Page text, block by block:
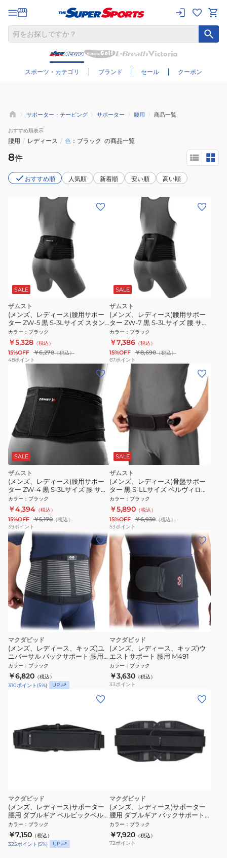
スポーツ・カテゴリ ブランド セール クーポン
さらに絞り込む
サポーター・テーピング サポーター 腰用 商品一覧
おすすめ順表示
腰用 / レディース / 色 ブラック の商品一覧
8件
おすすめ順 人気順 新着順 安い順 高い順
SALE
ザムスト
(メンズ、レディース)腰用サポー
ター ZW-5 黒 S-3Lサイズ スタン
ダードタイプ 腰 骨盤 サポーター
ミドル 薄手 軽量
カラー ： ブラック
￥5,328 （税込）
15%OFF ￥6,270（税込）
48ポイント
SALE
ザムスト
(メンズ、レディース)腰用サポー
ター ZW-7 黒 S-3Lサイズ 腰 サポ
ーター ハード 骨盤 固定 通気性
カラー ： ブラック
￥7,386 （税込）
15%OFF ￥8,690（税込）
67ポイント
SALE
ザムスト
(メンズ、レディース)腰用サポー
ター ZW-4 黒 S-3Lサイズ 腰 サポ
ーター ソフト 通気性 速乾
カラー ： ブラック
￥4,394 （税込）
15%OFF ￥5,170（税込）
39ポイント
SALE
ザムスト
(メンズ、レディース)骨盤サポー
ター 黒 S-LLサイズ ペルヴィロッ
ク ダイヤルタイプ 腰用サポータ
ー 骨盤 腰 サポーター
カラー ： ブラック
￥5,890 （税込）
15%OFF ￥6,930（税込）
53ポイント
マクダビッド
(メンズ、レディース、キッズ)ユ
ニバーサル バックサポート 腰用
M493
カラー ： ブラック
￥6,820 （税込）
310ポイント (5%) UP
マクダビッド
(メンズ、レディース、キッズ)ウ
エストサポート 腰用 M491
カラー ： ブラック
￥3,630 （税込）
33ポイント
マクダビッド
(メンズ、レディース)サポーター
腰用 ダブルギア ペルビックベル
ト 黒 M-Lサイズ(75-115cm)
M490 腰 ミドルサポート
カラー ： ブラック
￥7,150 （税込）
325ポイント (5%) UP
マクダビッド
(メンズ、レディース)サポーター
腰用 ダブルギア バックサポート
黒 S-Lサイズ(70-115cm) M492 腰
ハードサポート
カラー ： ブラック
￥7,920 （税込）
72ポイント